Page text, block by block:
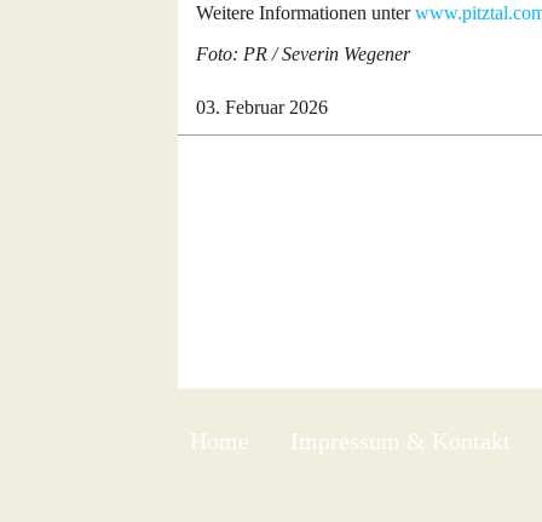
Weitere Informationen unter
Foto: PR / Severin Wegener
03. Februar 2026
Home Impressum & Kontakt